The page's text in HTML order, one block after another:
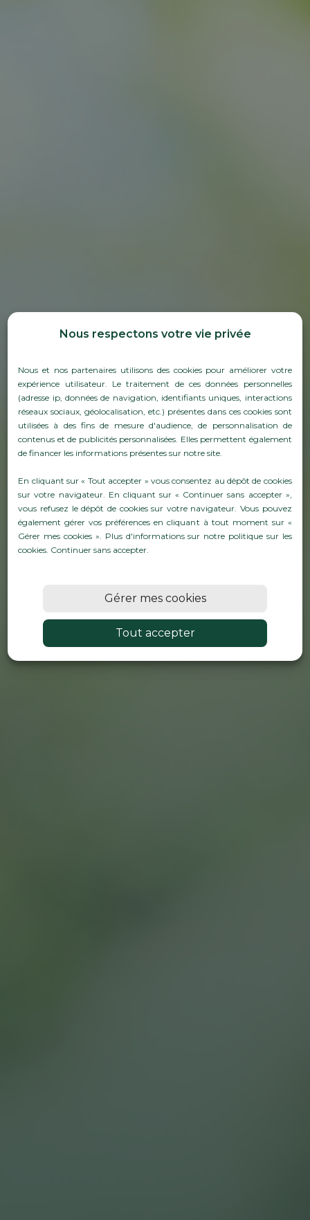
LA CIRE POUR LE TIRAGE :
UN SCEAU DE QUALITÉ
POUR VOS BOUTEILLES
DE VIN ET CHAMPAGNE
Nous respectons votre vie privée
Nous et nos partenaires utilisons des cookies pour améliorer votre
expérience utilisateur. Le traitement de ces données personnelles
(adresse ip, données de navigation, identifiants uniques, interactions
réseaux sociaux, géolocalisation, etc.) présentes dans ces cookies sont
utilisées à des fins de mesure d'audience, de personnalisation de
contenus et de publicités personnalisées. Elles permettent également
de financer les informations présentes sur notre site.
En cliquant sur « Tout accepter » vous consentez au dépôt de cookies
sur votre navigateur. En cliquant sur « Continuer sans accepter »,
vous refusez le dépôt de cookies sur votre navigateur. Vous pouvez
également gérer vos préférences en cliquant à tout moment sur «
Gérer mes cookies ». Plus d'informations sur notre politique sur les
cookies. Continuer sans accepter.
Gérer mes cookies
Tout accepter